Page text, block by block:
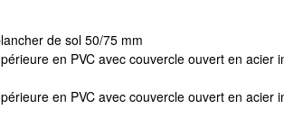
de sol 50/75 mm
en PVC avec couvercle ouvert en acier
en PVC avec couvercle ouvert en acier